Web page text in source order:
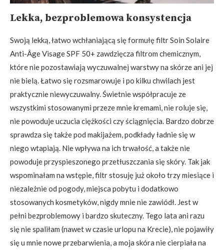
Lekka, bezproblemowa konsystencja
Swoją lekką, łatwo wchłaniającą się formułę filtr Soin Solaire
Anti-Âge Visage SPF 50+ zawdzięcza filtrom chemicznym,
które nie pozostawiają wyczuwalnej warstwy na skórze ani jej
nie bielą. Łatwo się rozsmarowuje i po kilku chwilach jest
praktycznie niewyczuwalny. Świetnie współpracuje ze
wszystkimi stosowanymi przeze mnie kremami, nie roluje się,
nie powoduje uczucia ciężkości czy ściągnięcia. Bardzo dobrze
sprawdza się także pod makijażem, podkłady ładnie się w
niego wtapiają. Nie wpływa na ich trwałość, a także nie
powoduje przyspieszonego przetłuszczania się skóry. Tak jak
wspominałam na wstępie, filtr stosuję już około trzy miesiące i
niezależnie od pogody, miejsca pobytu i dodatkowo
stosowanych kosmetyków, nigdy mnie nie zawiódł. Jest w
pełni bezproblemowy i bardzo skuteczny. Tego lata ani razu
się nie spaliłam (nawet w czasie urlopu na Krecie), nie pojawiły
się u mnie nowe przebarwienia, a moja skóra nie cierpiała na